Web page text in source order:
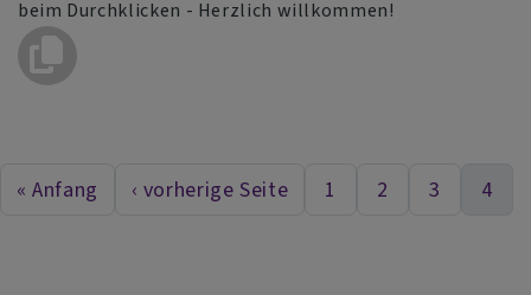
beim Durchklicken - Herzlich willkommen!
Seitennummerierung
First page
« Anfang Vorherige Seite
‹ vorherige Seite Seite
1 Seite
2 Seite
3 4